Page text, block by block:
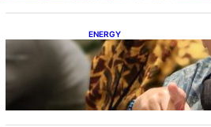
ENERGY
IESR:
Percepatan PLTS 100